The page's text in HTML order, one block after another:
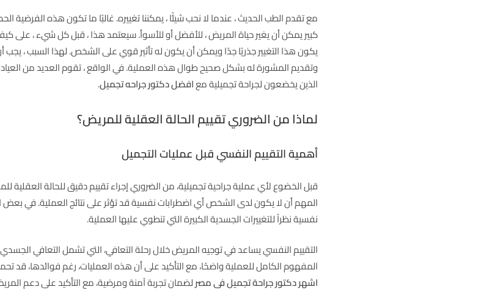
مع تقدم الطب الحديث ، عندما لا نحب شيئًا ، يمكننا تغييره. غالبًا ما تكون هذه الفرضية
كبير يمكن أن يغير حياة المريض ، للأفضل أو للأسوأ. سيعتمد هذا ، قبل كل شيء ، على
يكون هذا التغيير جذريًا جدًا ويمكن أن يكون له تأثير قوي على الشخص. لهذا السبب ،
وتقديم المشورة له بشكل صحيح طوال هذه العملية. في الواقع ، تقوم العديد من
الذين يخضعون لجراحة تجميلية معافضل دكتور جراحه تجميل.
لماذا من الضروري تقييم الحالة العقلية للمريض؟
أهمية التقييم النفسي قبل عمليات التجميل
قبل الخضوع لأي عملية جراحية تجميلية، من الضروري إجراء تقييم دقيق للحالة
المهم أن لا يكون لدى الشخص أي اضطرابات نفسية قد تؤثر على نتائج العملية. في بعض
نفسية نظراً للتغييرات الجسدية الكبيرة التي تنطوي عليها العملية.
التقييم النفسي يساعد في توجيه المريض خلال رحلة التعافي، التي تشمل التعافي
المفهوم الكامل للعملية واضحًا، مع التأكيد على أن هذه العمليات، رغم فوائدها، قد
اشهر دكتور جراحة تجميل فى مصرلضمان تجربة آمنة ومرضية، مع التأكيد على دعم